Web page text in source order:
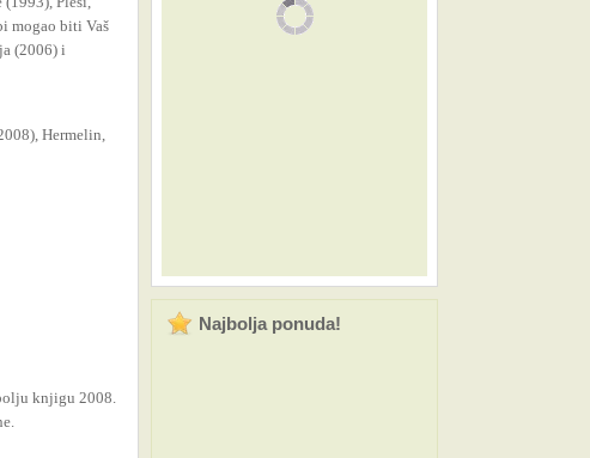
mogao biti Vaš
(2006) i
Hermelin,
knjigu 2008.
Najbolja ponuda!